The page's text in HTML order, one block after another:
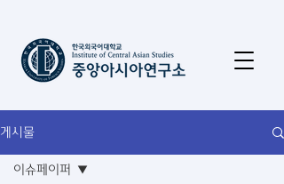
게시물
이슈페이퍼